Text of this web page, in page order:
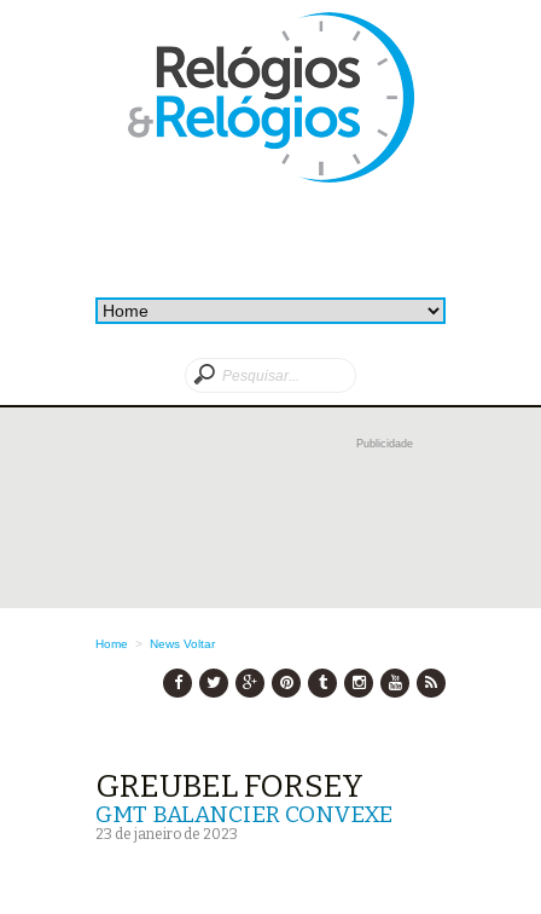
Publicidade
Home > News Voltar
GREUBEL FORSEY
GMT BALANCIER CONVEXE
23 de janeiro de 2023